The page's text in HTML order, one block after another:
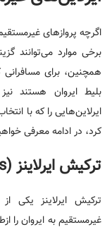
اگرچه پروازهای
برخی موارد می‌توانند
همچنین، برای
بلیط ایروان هستند
ایرلاین‌هایی را که با
کرد، در ادامه معرفی
ترکیش ایرلاینز (Turkish Airlines)
ترکیش ایرلاینز یکی
غیرمستقیم به ایروان را